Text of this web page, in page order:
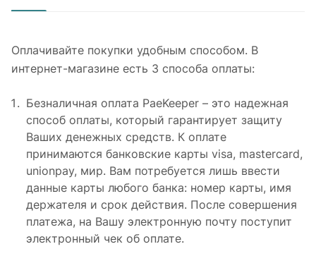
Оплачивайте покупки удобным способом. В
интернет-магазине есть 3 способа оплаты:
Безналичная оплата PaeKeeper – это надежная
способ оплаты, который гарантирует защиту
Ваших денежных средств. К оплате
принимаются банковские карты visa, mastercard,
unionpay, мир. Вам потребуется лишь ввести
данные карты любого банка: номер карты, имя
держателя и срок действия. После совершения
платежа, на Вашу электронную почту поступит
электронный чек об оплате.